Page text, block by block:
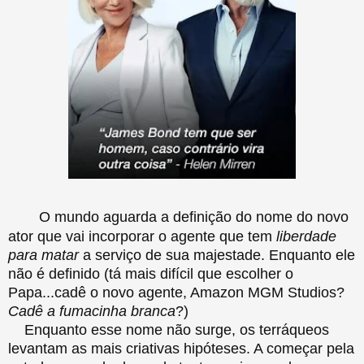
O mundo aguarda a definição do nome do novo
ator que vai incorporar o agente que tem liberdade
para matara serviço de sua majestade. Enquanto ele
não é definido (tá mais difícil que escolher o
Papa...cadê o novo agente, Amazon MGM Studios?
Cadê a fumacinha branca?)
Enquanto esse nome não surge, os terráqueos
levantam as mais criativas hipóteses. A começar pela